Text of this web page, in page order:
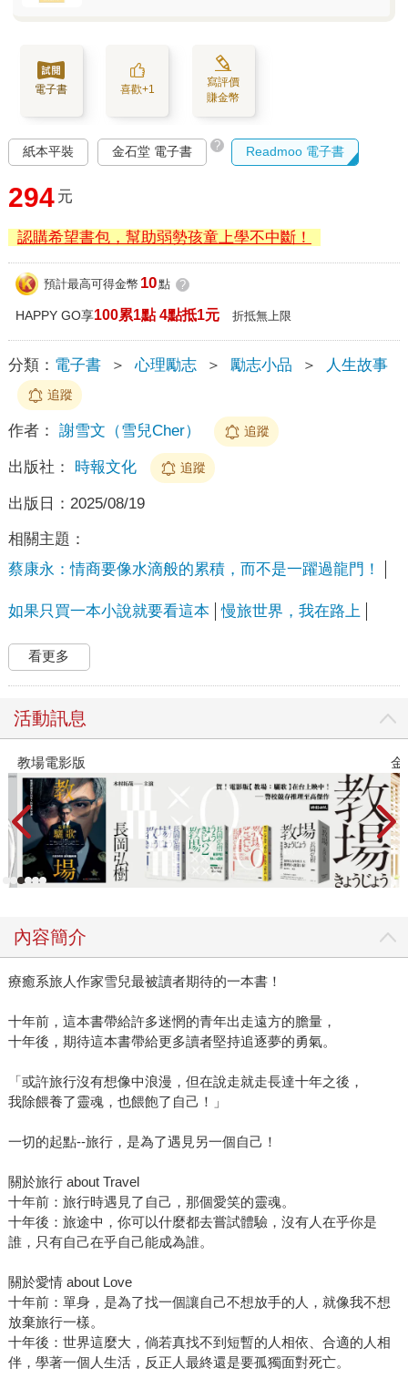
電子書 喜歡+1
寫評價
賺金幣
紙本平裝 金石堂 電子書 ? Readmoo 電子書
294 元
認購希望書包，幫助弱勢孩童上學不中斷！
預計最高可得金幣 10點 ?
HAPPY GO享100累1點 4點抵1元 折抵無上限
分類： 電子書 ＞ 心理勵志 ＞ 勵志小品 ＞ 人生故事
追蹤
作者： 謝雪文（雪兒Cher） 追蹤
出版社： 時報文化 追蹤
出版日： 2025/08/19
相關主題：
蔡康永：情商要像水滴般的累積，而不是一躍過龍門！
如果只買一本小說就要看這本 慢旅世界，我在路上
看更多
活動訊息
教場電影版 金
內容簡介
療癒系旅人作家雪兒最被讀者期待的一本書！
十年前，這本書帶給許多迷惘的青年出走遠方的膽量，
十年後，期待這本書帶給更多讀者堅持追逐夢的勇氣。
「或許旅行沒有想像中浪漫，但在說走就走長達十年之後，
我除餵養了靈魂，也餵飽了自己！」
一切的起點--旅行，是為了遇見另一個自己！
關於旅行 about Travel
十年前：旅行時遇見了自己，那個愛笑的靈魂。
十年後：旅途中，你可以什麼都去嘗試體驗，沒有人在乎你是
誰，只有自己在乎自己能成為誰。
關於愛情 about Love
十年前：單身，是為了找一個讓自己不想放手的人，就像我不想
放棄旅行一樣。
十年後：世界這麼大，倘若真找不到短暫的人相依、合適的人相
伴，學著一個人生活，反正人最終還是要孤獨面對死亡。